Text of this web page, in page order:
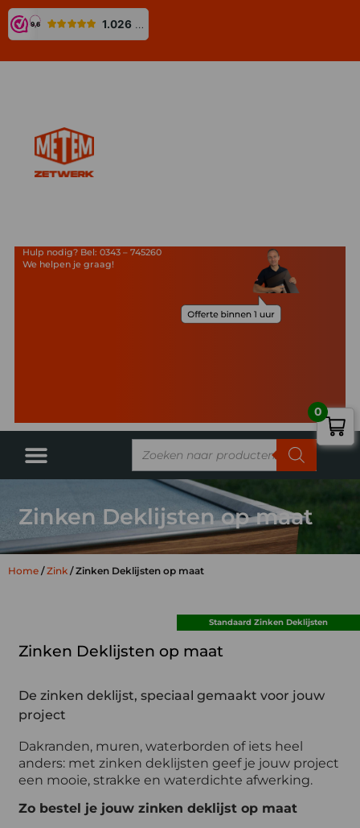
Hulp nodig? Bel: 0343 – 745260
We helpen je graag!
Zinken Deklijsten op maat
Home /Zink / Zinken Deklijsten op maat
Standaard Zinken Deklijsten
Zinken Deklijsten op maat
De zinken deklijst, speciaal gemaakt voor jouw
project
Dakranden, muren, waterborden of iets heel
anders: met zinken deklijsten geef je jouw project
een mooie, strakke en waterdichte afwerking.
Zo bestel je jouw zinken deklijst op maat
0